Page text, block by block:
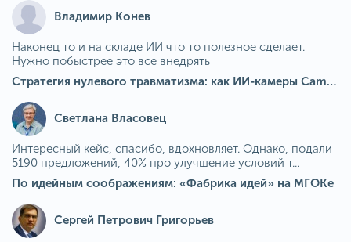
Владимир Конев
Наконец то и на складе ИИ что то полезное сделает.
Нужно побыстрее это все внедрять
Стратегия нулевого травматизма: как ИИ-камеры Camkord снижают риск наезда на пешехода при работе на погрузчике
Светлана Власовец
Интересный кейс, спасибо, вдохновляет. Однако, подали
5190 предложений, 40% про улучшение условий т...
По идейным соображениям: «Фабрика идей» на МГОКе
Сергей Петрович Григорьев